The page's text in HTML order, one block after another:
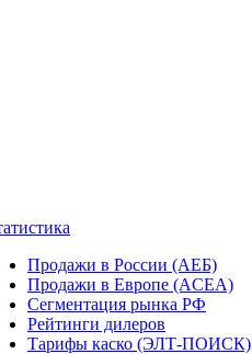
Продажи в России (АЕБ)
Продажи в Европе (ACEA)
Сегментация рынка РФ
Рейтинги дилеров
Тарифы каско (ЭЛТ-ПОИСК)